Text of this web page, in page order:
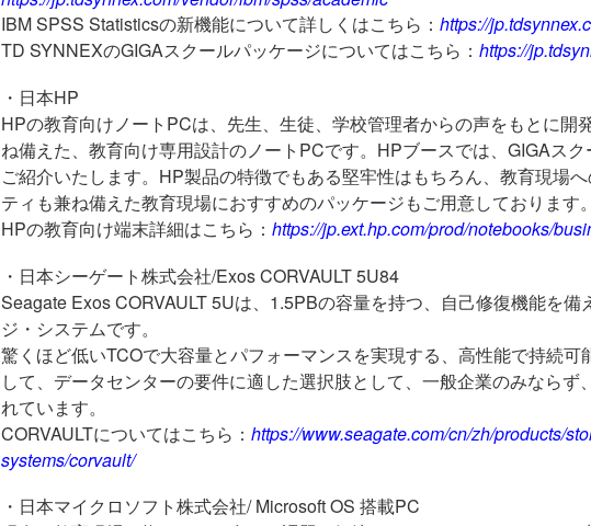
IBM SPSS Statisticsの新機能について詳しくはこちら： https://
TD SYNNEXのGIGAスクールパッケージについてはこちら： https://
・日本HP
HPの教育向けノート PCは、先生、生徒、学校管理者からの声をもとに開
ね備えた、教育向け専用設計のノート PCです。 HPブースでは、 GIGAス
ご紹介いたします。 HP製品の特徴でもある堅牢性はもちろん、教育現場
ティも兼ね備えた教育現場におすすめのパッケージもご用意しております。
HPの教育向け端末詳細はこちら： https://jp.ext.hp.com/prod/notebooks/
・日本シーゲート株式会社/Exos CORVAULT 5U84
Seagate Exos CORVAULT 5Uは、 1.5PBの容量を持つ、自己修復機能を
ジ・システムです。
驚くほど低いTCOで大容量とパフォーマンスを実現する、高性能で持続可
して、データセンターの要件に適した選択肢として、一般企業のみならず
れています。
CORVAULTについてはこちら： https://www.seagate.com/cn/zh/products/
systems/corvault/
・日本マイクロソフト株式会社/ Microsoft OS 搭載PC